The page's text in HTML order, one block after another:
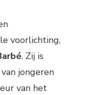
voorlichting,
. Zij is
jongeren
van het